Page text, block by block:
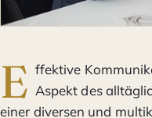
E ffektive
Aspekt des
einer diversen und